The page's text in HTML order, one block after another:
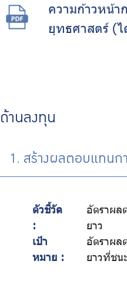
ความก้าวหน้า
ยุทธศาสตร์ (
ด้านลงทุน
1. สร้างผลตอบแทนก
ตัวชี้วัด
:
อัตราผล
ยาว
เป้า
หมาย :
อัตราผล
ยาวที่ชน